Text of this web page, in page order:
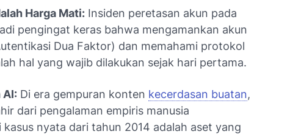
Harga Mati: Insiden peretasan akun pada
pengingat keras bahwa mengamankan akun
Dua Faktor) dan memahami protokol
hal yang wajib dilakukan sejak hari pertama.
AI: Di era gempuran konten kecerdasan buatan,
dari pengalaman empiris manusia
kasus nyata dari tahun 2014 adalah aset yang